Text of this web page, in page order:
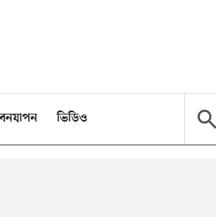
ভিডিও